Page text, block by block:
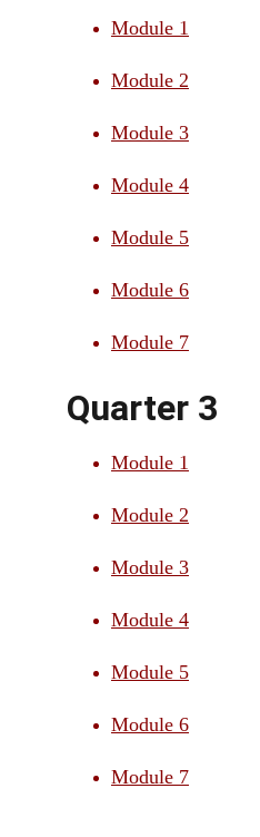
Quarter 3
Module 1
Module 2
Module 3
Module 4
Module 5
Module 6
Module 7
Module 1
Module 2
Module 3
Module 4
Module 5
Module 6
Module 7